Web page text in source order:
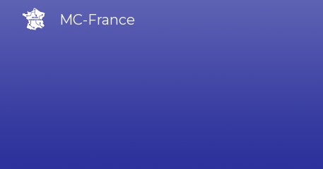
MC-France